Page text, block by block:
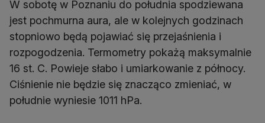
W sobotę w Poznaniu do południa spodziewana
jest pochmurna aura, ale w kolejnych godzinach
stopniowo będą pojawiać się przejaśnienia i
rozpogodzenia. Termometry pokażą maksymalnie
16 st. C. Powieje słabo i umiarkowanie z północy.
Ciśnienie nie będzie się znacząco zmieniać, w
południe wyniesie 1011 hPa.